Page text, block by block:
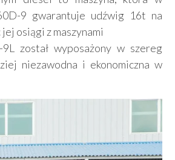
9 gwarantuje udźwig 16t na
osiągi z maszynami
został wyposażony w szereg
niezawodna i ekonomiczna w